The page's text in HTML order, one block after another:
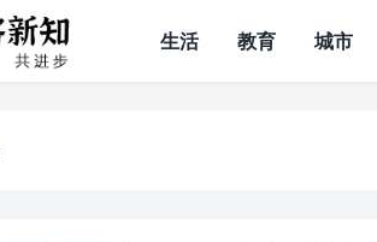
生活 教育 城市